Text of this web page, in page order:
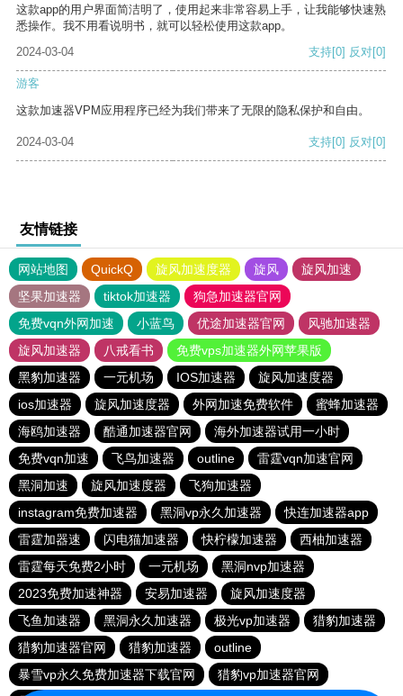
这款app的用户界面简洁明了，使用起来非常容易上手，让我能够快速熟
悉操作。我不用看说明书，就可以轻松使用这款app。
2024-03-04
支持[0] 反对[0]
游客
这款加速器VPM应用程序已经为我们带来了无限的隐私保护和自由。
2024-03-04 支持[0] 反对[0]
友情链接
网站地图 QuickQ 旋风加速度器 旋风
旋风加速
坚果加速器
tiktok加速器
狗急加速器官网
免费vqn外网加速
小蓝鸟 优途加速器官网
风驰加速器
旋风加速器
八戒看书
免费vps加速器外网苹果版
黑豹加速器
一元机场 IOS加速器
旋风加速度器
ios加速器
旋风加速度器 外网加速免费软件
蜜蜂加速器
海鸥加速器
酷通加速器官网
海外加速器试用一小时
免费vqn加速
飞鸟加速器 outline
雷霆vqn加速官网
黑洞加速
旋风加速度器
飞狗加速器
instagram免费加速器
黑洞vp永久加速器
快连加速器app
雷霆加器速
闪电猫加速器 快柠檬加速器
西柚加速器
雷霆每天免费2小时
一元机场
黑洞nvp加速器
2023免费加速神器
安易加速器
旋风加速度器
飞鱼加速器
黑洞永久加速器 极光vp加速器
猎豹加速器
猎豹加速器官网
猎豹加速器
outline
暴雪vp永久免费加速器下载官网
猎豹vp加速器官网